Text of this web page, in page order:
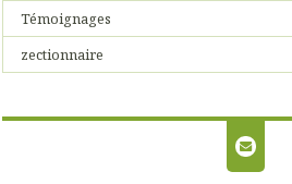
Témoignages
zectionnaire